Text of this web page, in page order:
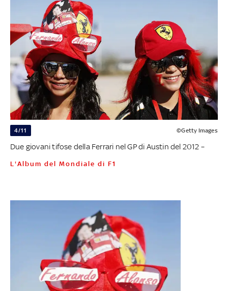
4/11 ©Getty Images
Due giovani tifose della Ferrari nel GP di Austin del 2012 –
L'Album del Mondiale di F1